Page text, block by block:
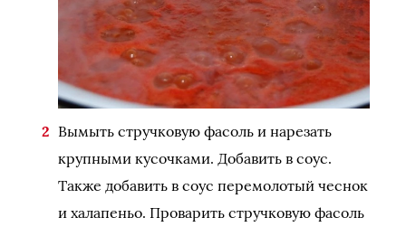
Вымыть стручковую фасоль и нарезать
крупными кусочками. Добавить в соус.
Также добавить в соус перемолотый чеснок
и халапеньо. Проварить стручковую фасоль